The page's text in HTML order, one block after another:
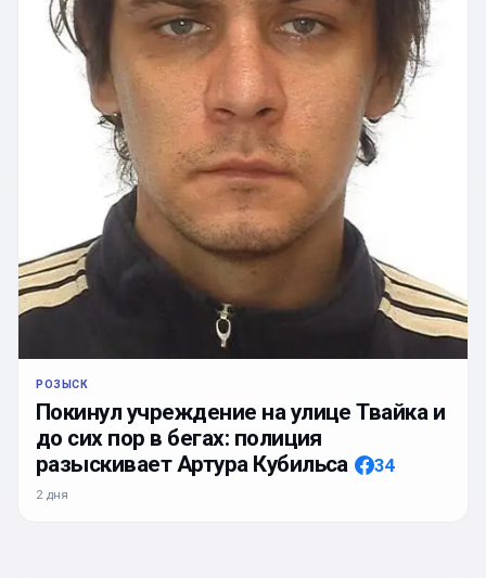
РОЗЫСК
Покинул учреждение на улице Твайка и
до сих пор в бегах: полиция
разыскивает Артура Кубильса
34
2 дня